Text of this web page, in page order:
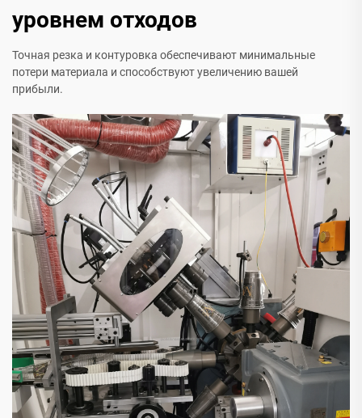
уровнем отходов
Точная резка и контуровка обеспечивают минимальные
потери материала и способствуют увеличению вашей
прибыли.